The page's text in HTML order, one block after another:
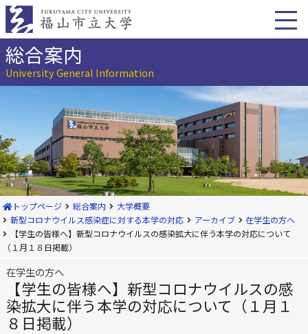
本
へ
動総合案内
University General Information
トップページ 総合案内
大学概要
新型コロナウイルス感染症に対する本学の対応
アーカイブ
在学生の方へ
【学生の皆様へ】新型コロナウイルスの感染拡大に伴う本学の対応について
（１月１８日掲載）
在学生の方へ
【学生の皆様へ】新型コロナウイルスの感
染拡大に伴う本学の対応について（１月１
８日掲載）